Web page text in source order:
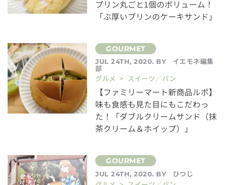
プリン丸ごと1個のボリューム！
「ぶ厚いプリンのケーキサンド」
JUL 24TH, 2020. BY イエモネ編集
部
グルメ > スイーツ／パン
【ファミリーマート新商品ルポ】
味も食感も見た目にもこだわっ
た！「ダブルクリームサンド（抹
茶クリーム＆ホイップ）」
JUL 24TH, 2020. BY
ひつじ